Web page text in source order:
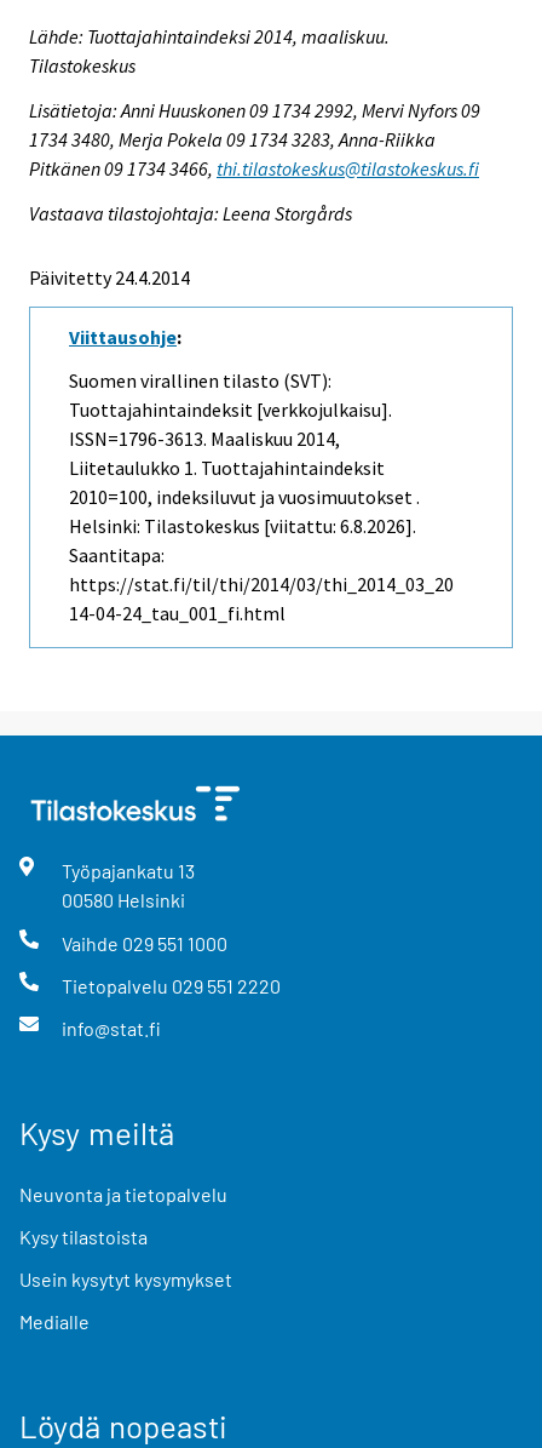
Lähde: Tuottajahintaindeksi 2014, maaliskuu.
Tilastokeskus
Lisätietoja: Anni Huuskonen 09 1734 2992, Mervi Nyfors 09
1734 3480, Merja Pokela 09 1734 3283, Anna-Riikka
Pitkänen 09 1734 3466, thi.tilastokeskus@tilastokeskus.fi
Vastaava tilastojohtaja: Leena Storgårds
Päivitetty 24.4.2014
Viittausohje:
Suomen virallinen tilasto (SVT):
Tuottajahintaindeksit [verkkojulkaisu].
ISSN=1796-3613. Maaliskuu 2014,
Liitetaulukko 1. Tuottajahintaindeksit
2010=100, indeksiluvut ja vuosimuutokset .
Helsinki: Tilastokeskus [viitattu: 6.8.2026].
Saantitapa:
https://stat.fi/til/thi/2014/03/thi_2014_03_20
14-04-24_tau_001_fi.html
Työpajankatu 13
00580 Helsinki
Vaihde 029 551 1000
Tietopalvelu 029 551 2220
info@stat.fi
Kysy meiltä
Neuvonta ja tietopalvelu
Kysy tilastoista
Usein kysytyt kysymykset
Medialle
Löydä nopeasti